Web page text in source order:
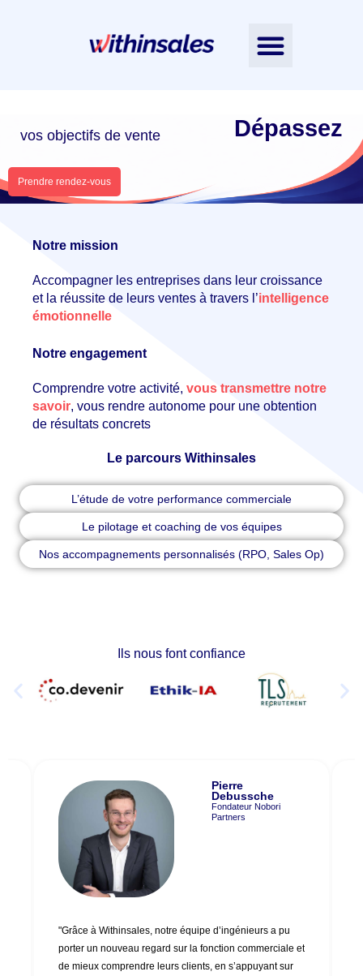
Dépassez
vos objectifs de vente
Prendre rendez-vous
Notre mission
Accompagner les entreprises dans leur croissance
et la réussite de leurs ventes à travers l’intelligence
émotionnelle
Notre engagement
Comprendre votre activité, vous transmettre notre
savoir, vous rendre autonome pour une obtention
de résultats concrets
Le parcours Withinsales
L’étude de votre performance commerciale
Le pilotage et coaching de vos équipes
Nos accompagnements personnalisés (RPO, Sales Op)
Ils nous font confiance
Pierre
Debussche
Fondateur Nobori
Partners
"Grâce à Withinsales, notre équipe d’ingénieurs a pu
porter un nouveau regard sur la fonction commerciale et
de mieux comprendre leurs clients, en s’appuyant sur